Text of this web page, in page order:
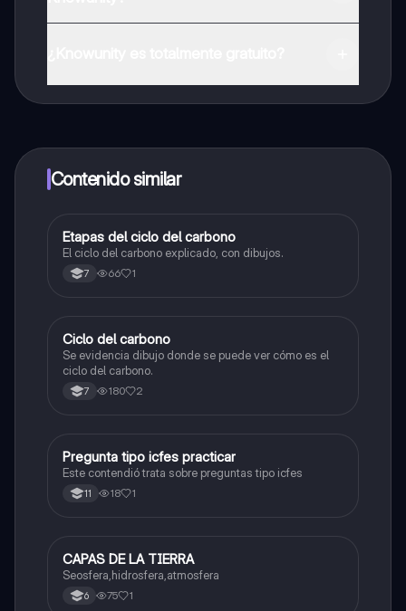
a determinadas funciones.
Contenido similar
Biologia
Etapas del ciclo del carbono
El ciclo del carbono explicado, con dibujos.
7 66 1
Biologia
Ciclo del carbono
Se evidencia dibujo donde se puede ver cómo es el
ciclo del carbono.
7 180 2
Biologia
Pregunta tipo icfes practicar
Este contendió trata sobre preguntas tipo icfes
11 18 1
Biologia
CAPAS DE LA TIERRA
Seosfera,hidrosfera,atmosfera
6 75 1